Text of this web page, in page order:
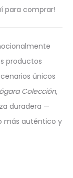
para comprar!
productos
únicos
Colección,
duradera —
más auténtico y